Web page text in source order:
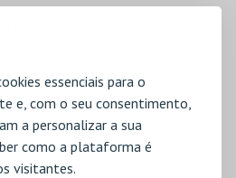
essenciais para o
e, com o seu consentimento,
a personalizar a sua
como a plataforma é
visitantes.
Estarreja